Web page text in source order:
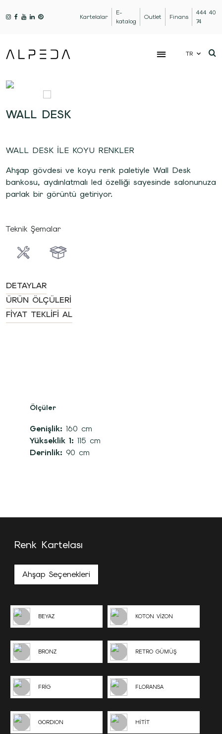
Kartelalar
E-
katalog
Outlet Finans
444 40
74
TR
WALL DESK
WALL DESK İLE KOYU RENKLER
Ahşap gövdesi ve koyu renk paletiyle Wall Desk
bankosu, aydınlatmalı led özelliği sayesinde salonunuza
parlak bir görüntü getiriyor.
Teknik Şemalar
DETAYLAR
ÜRÜN ÖLÇÜLERI
FIYAT TEKLIFI AL
Ölçüler
Genişlik: 160 cm
Yükseklik 1: 115 cm
Derinlik: 90 cm
Renk Kartelası
Ahşap Seçenekleri
BEYAZ KOTON VİZON
BRONZ RETRO GÜMÜŞ
FRİG FLORANSA
GORDION HİTİT